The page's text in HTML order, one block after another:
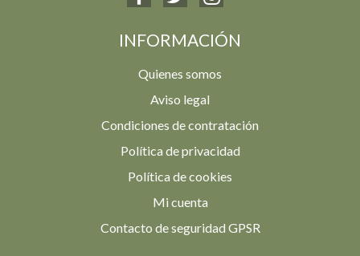
INFORMACIÓN
Quienes somos
Aviso legal
Condiciones de contratación
Política de privacidad
Política de cookies
Mi cuenta
Contacto de seguridad GPSR